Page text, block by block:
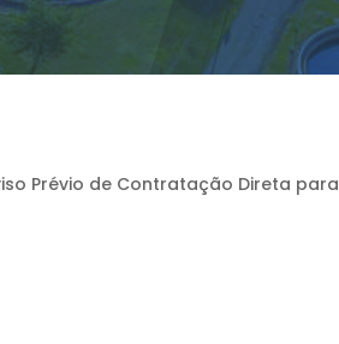
Prévio de Contratação Direta para